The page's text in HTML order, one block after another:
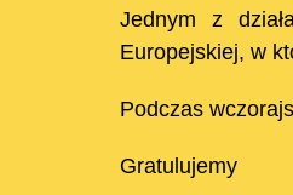
Jednym z
Europejskiej, w
Podczas
Gratulujemy